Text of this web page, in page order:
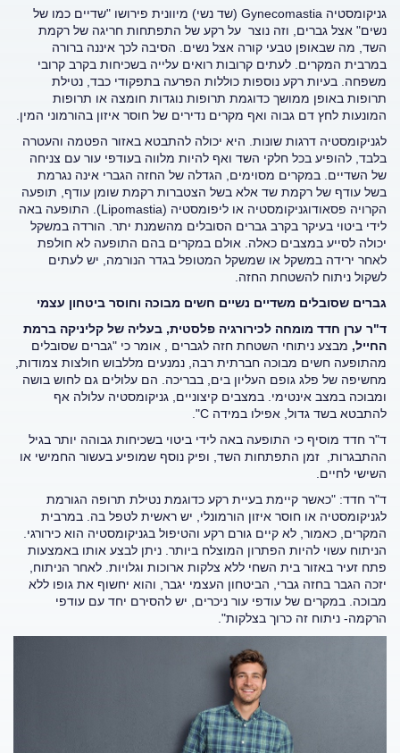
גניקומסטיה Gynecomastia (שד נשי) מיוונית פירושו "שדיים כמו של
נשים" אצל גברים, וזה נוצר על רקע של התפתחות חריגה של רקמת
השד, מה שבאופן טבעי קורה אצל נשים. הסיבה לכך איננה ברורה
במרבית המקרים. לעתים קרובות רואים עלייה בשכיחות בקרב קרובי
משפחה. בעיות רקע נוספות כוללות הפרעה בתפקודי כבד, נטילת
תרופות באופן ממושך כדוגמת תרופות נוגדות חומצה או תרופות
המונעות לחץ דם גבוה ואף מקרים נדירים של חוסר איזון בהורמוני המין.
לגניקומסטיה דרגות שונות. היא יכולה להתבטא באזור הפטמה והעטרה
בלבד, להופיע בכל חלקי השד ואף להיות מלווה בעודפי עור עם צניחה
של השדיים. במקרים מסוימים, הגדלה של החזה הגברי אינה נגרמת
בשל עודף של רקמת שד אלא בשל הצטברות רקמת שומן עודף, תופעה
הקרויה פסאודוגניקומסטיה או ליפומסטיה (Lipomastia). התופעה באה
לידי ביטוי בעיקר בקרב גברים הסובלים מהשמנת יתר. הורדה במשקל
יכולה לסייע במצבים כאלה. אולם במקרים בהם התופעה לא חולפת
לאחר ירידה במשקל או שמשקל המטופל בגדר הנורמה, יש לעתים
לשקול ניתוח להשטחת החזה.
גברים שסובלים משדיים נשיים חשים מבוכה וחוסר ביטחון עצמי
ד"ר ערן חדד מומחה לכירורגיה פלסטית, בעליה של קליניקה ברמת
החייל, מבצע ניתוחי השטחת חזה לגברים , אומר כי "גברים שסובלים
מהתופעה חשים מבוכה חברתית רבה, נמנעים מללבוש חולצות צמודות,
מחשיפה של פלג גופם העליון בים, בבריכה. הם עלולים גם לחוש בושה
ומבוכה במצב אינטימי. במצבים קיצוניים, גניקומסטיה עלולה אף
להתבטא בשד גדול, אפילו במידה C".
ד"ר חדד מוסיף כי התופעה באה לידי ביטוי בשכיחות גבוהה יותר בגיל
ההתבגרות, זמן התפתחות השד, ופיק נוסף שמופיע בעשור החמישי או
השישי לחיים.
ד"ר חדד: "כאשר קיימת בעיית רקע כדוגמת נטילת תרופה הגורמת
לגניקומסטיה או חוסר איזון הורמונלי, יש ראשית לטפל בה. במרבית
המקרים, כאמור, לא קיים גורם רקע והטיפול בגניקומסטיה הוא כירורגי.
הניתוח עשוי להיות הפתרון המוצלח ביותר. ניתן לבצע אותו באמצעות
פתח זעיר באזור בית השחי ללא צלקות ארוכות וגלויות. לאחר הניתוח,
יזכה הגבר בחזה גברי, הביטחון העצמי יגבר, והוא יחשוף את גופו ללא
מבוכה. במקרים של עודפי עור ניכרים, יש להסירם יחד עם עודפי
הרקמה- ניתוח זה כרוך בצלקות".